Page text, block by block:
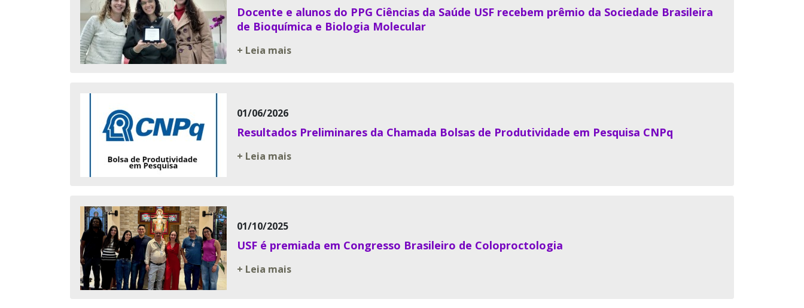
Docente e alunos do PPG Ciências da Saúde USF recebem prêmio da Sociedade Brasileira
de Bioquímica e Biologia Molecular
+ Leia mais
01/06/2026
Resultados Preliminares da Chamada Bolsas de Produtividade em Pesquisa CNPq
+ Leia mais
01/10/2025
USF é premiada em Congresso Brasileiro de Coloproctologia
+ Leia mais